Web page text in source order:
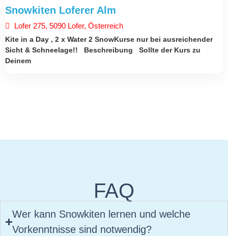
Snowkiten Loferer Alm
Lofer 275, 5090 Lofer, Österreich
Kite in a Day , 2 x Water 2 SnowKurse nur bei ausreichender
Sicht & Schneelage!! Beschreibung Sollte der Kurs zu
Deinem
FAQ
Wer kann Snowkiten lernen und welche
Vorkenntnisse sind notwendig?